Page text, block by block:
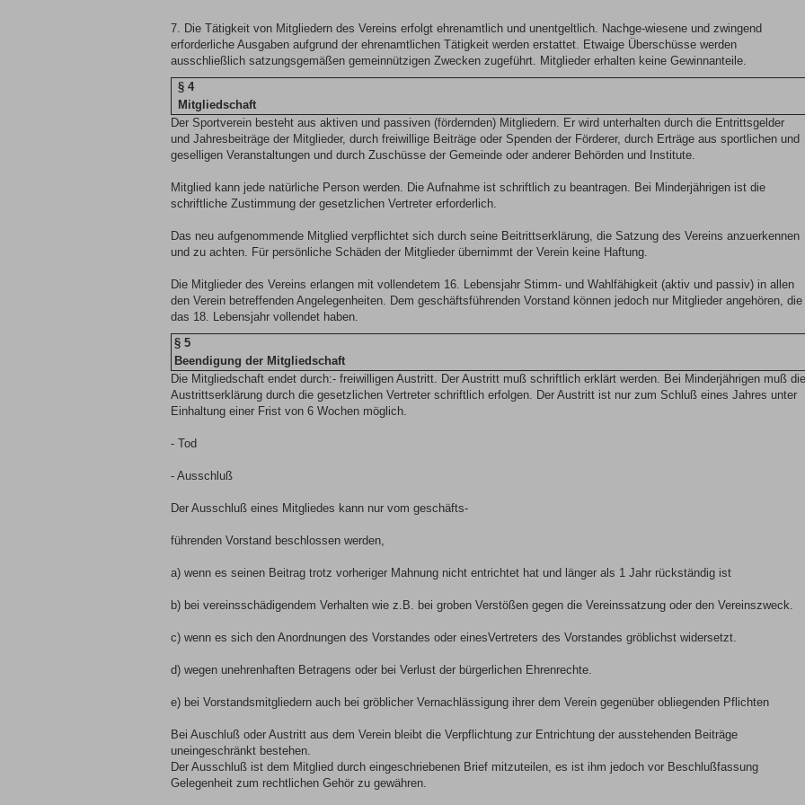
7. Die Tätigkeit von Mitgliedern des Vereins erfolgt ehrenamtlich und unentgeltlich. Nachge-wiesene und zwingend
erforderliche Ausgaben aufgrund der ehrenamtlichen Tätigkeit werden erstattet. Etwaige Überschüsse werden
ausschließlich satzungsgemäßen gemeinnützigen Zwecken zugeführt. Mitglieder erhalten keine Gewinnanteile.
§ 4
Mitgliedschaft
Der Sportverein besteht aus aktiven und passiven (fördernden) Mitgliedern. Er wird unterhalten durch die Entrittsgelder
und Jahresbeiträge der Mitglieder, durch freiwillige Beiträge oder Spenden der Förderer, durch Erträge aus sportlichen und
geselligen Veranstaltungen und durch Zuschüsse der Gemeinde oder anderer Behörden und Institute.
Mitglied kann jede natürliche Person werden. Die Aufnahme ist schriftlich zu beantragen. Bei Minderjährigen ist die
schriftliche Zustimmung der gesetzlichen Vertreter erforderlich.
Das neu aufgenommende Mitglied verpflichtet sich durch seine Beitrittserklärung, die Satzung des Vereins anzuerkennen
und zu achten. Für persönliche Schäden der Mitglieder übernimmt der Verein keine Haftung.
Die Mitglieder des Vereins erlangen mit vollendetem 16. Lebensjahr Stimm- und Wahlfähigkeit (aktiv und passiv) in allen
den Verein betreffenden Angelegenheiten. Dem geschäftsführenden Vorstand können jedoch nur Mitglieder angehören, die
das 18. Lebensjahr vollendet haben.
§ 5
Beendigung der Mitgliedschaft
Die Mitgliedschaft endet durch:- freiwilligen Austritt. Der Austritt muß schriftlich erklärt werden. Bei Minderjährigen muß
Austrittserklärung durch die gesetzlichen Vertreter schriftlich erfolgen. Der Austritt ist nur zum Schluß eines Jahres unter
Einhaltung einer Frist von 6 Wochen möglich.
- Tod
- Ausschluß
Der Ausschluß eines Mitgliedes kann nur vom geschäfts-
führenden Vorstand beschlossen werden,
a) wenn es seinen Beitrag trotz vorheriger Mahnung nicht entrichtet hat und länger als 1 Jahr rückständig ist
b) bei vereinsschädigendem Verhalten wie z.B. bei groben Verstößen gegen die Vereinssatzung oder den Vereinszweck.
c) wenn es sich den Anordnungen des Vorstandes oder einesVertreters des Vorstandes gröblichst widersetzt.
d) wegen unehrenhaften Betragens oder bei Verlust der bürgerlichen Ehrenrechte.
e) bei Vorstandsmitgliedern auch bei gröblicher Vernachlässigung ihrer dem Verein gegenüber obliegenden Pflichten
Bei Auschluß oder Austritt aus dem Verein bleibt die Verpflichtung zur Entrichtung der ausstehenden Beiträge
uneingeschränkt bestehen.
Der Ausschluß ist dem Mitglied durch eingeschriebenen Brief mitzuteilen, es ist ihm jedoch vor Beschlußfassung
Gelegenheit zum rechtlichen Gehör zu gewähren.